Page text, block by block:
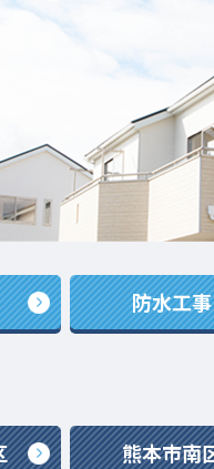
防水工事
熊本市南